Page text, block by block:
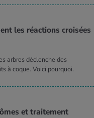
les réac­tions croi­sées
arbres déclenche des
à coque. Voici pourquoi.
et trai­te­ment